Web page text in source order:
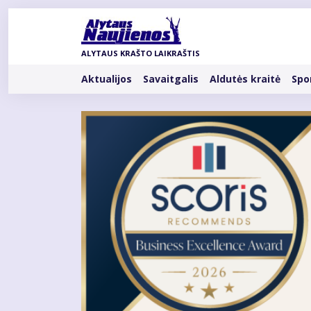
Pereiti
ALYTAUS KRAŠTO LAIKRAŠTIS
Rubrikos
Aktualijos Savaitgalis Aldutės kraitė